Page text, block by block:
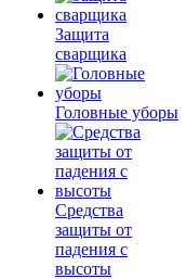
Защита
сварщика
Головные уборы
Средства
защиты от
падения с
высоты